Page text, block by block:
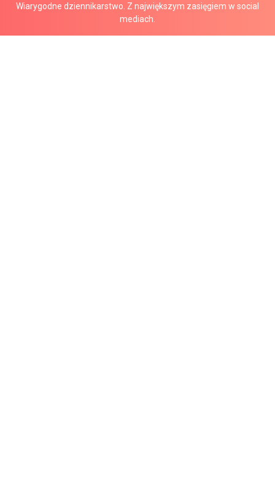
Wiarygodne dziennikarstwo. Z największym zasięgiem w social
mediach.